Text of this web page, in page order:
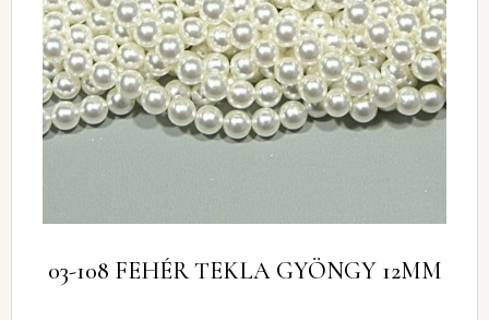
03-108 FEHÉR TEKLA GYÖNGY 12MM